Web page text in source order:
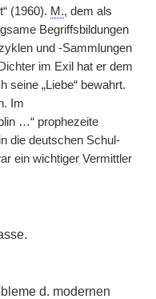
(1960). M., dem als
Begriffsbildungen
und -Sammlungen
im Exil hat er dem
seine „Liebe“ bewahrt.
Im
…“ prophezeite
die deutschen Schul-
ein wichtiger Vermittler
d. modernen